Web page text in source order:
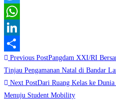
Twitter
WhatsApp
LinkedIn
Share
Read
more
articles
Previous PostPangdam XXI/RI
Tinjau Pengamanan Natal di Bandar
Next PostDari Ruang Kelas ke
Menuju Student Mobility